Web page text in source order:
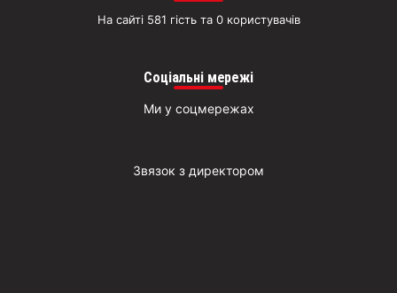
На сайті 581 гість та 0 користувачів
Соціальні мережі
Ми у соцмережах
Звязок з директором